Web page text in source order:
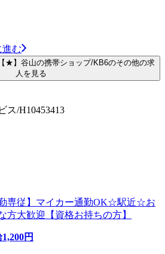
進む
★】谷山の携帯ショップ/KB6のその他の求
人を見る
ス/H10453413
勤専従】マイカー通勤OK☆駅近☆お
方大歓迎【資格お持ちの方】
1,200円